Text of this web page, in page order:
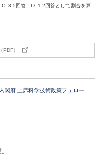
5回答、D=1-2回答として割合を算
）
閣府 上席科学技術政策フェロー